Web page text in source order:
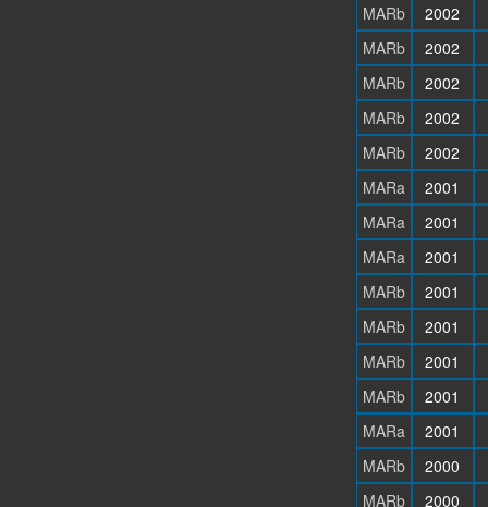
MARb
2002
MARb
2002
MARb
2002
MARb
2002
MARb
2002
MARa
2001
MARa
2001
MARa
2001
MARb
2001
MARb
2001
MARb
2001
MARb
2001
MARa
2001
MARb
2000
MARb
2000